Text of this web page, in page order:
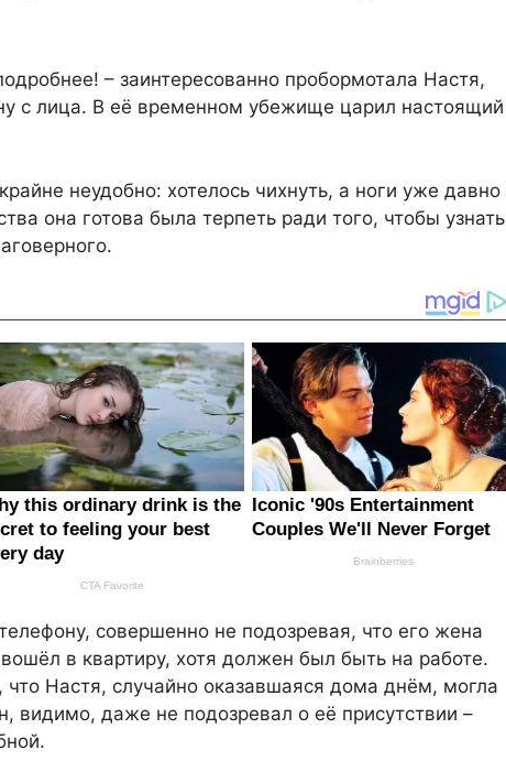
– заинтересованно пробормотала Настя,
с лица. В её временном убежище царил настоящий
неудобно: хотелось чихнуть, а ноги уже давно
она готова была терпеть ради того, чтобы узнать
совершенно не подозревая, что его жена
в квартиру, хотя должен был быть на работе.
что Настя, случайно оказавшаяся дома днём, могла
видимо, даже не подозревал о её присутствии –